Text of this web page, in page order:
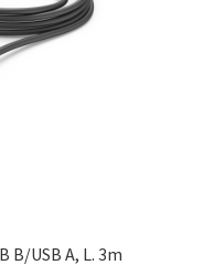
B/USB A, L. 3m